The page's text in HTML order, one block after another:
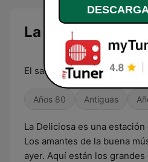
La Deliciosa en
El sabor de la nostalgia
Años 80 Antiguas
La Deliciosa es una
Los amantes de la buena
ayer. Aquí están los